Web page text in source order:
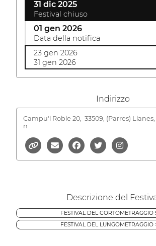
31 dic 2025
Festival chiuso
01 gen 2026
Data della notifica
23 gen 2026
31 gen 2026
Indirizzo
Campu'l Roble 20, 33509, (Parres)
n
Descrizione del
FESTIVAL DEL CORTOMETRAGGIO
FESTIVAL DEL LUNGOMETRAGGIO